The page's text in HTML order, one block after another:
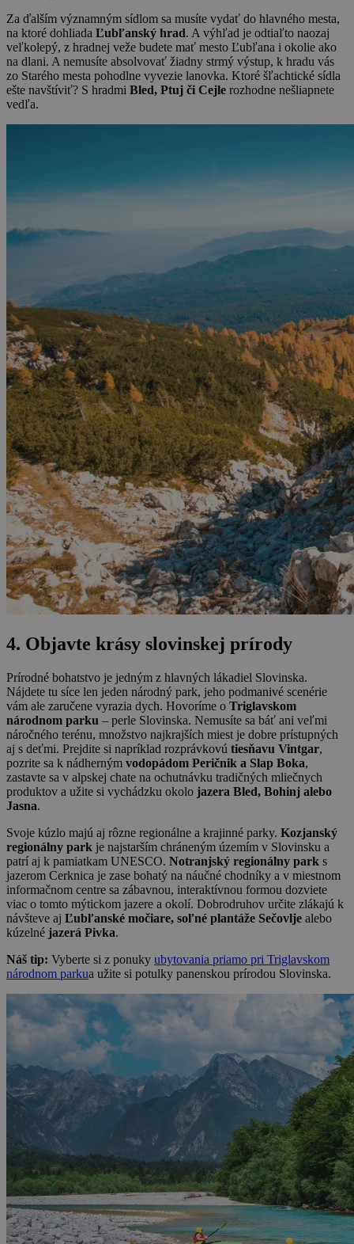
Za ďalším významným sídlom sa musíte vydať do hlavného mesta,
na ktoré dohliada Ľubľanský hrad. A výhľad je odtiaľto naozaj
veľkolepý, z hradnej veže budete mať mesto Ľubľana i okolie ako
na dlani. A nemusíte absolvovať žiadny strmý výstup, k hradu vás
zo Starého mesta pohodlne vyvezie lanovka. Ktoré šľachtické sídla
ešte navštíviť? S hradmi Bled, Ptuj či Cejle rozhodne nešliapnete
vedľa.
4. Objavte krásy slovinskej prírody
Prírodné bohatstvo je jedným z hlavných lákadiel Slovinska.
Nájdete tu síce len jeden národný park, jeho podmanivé scenérie
vám ale zaručene vyrazia dych. Hovoríme o Triglavskom
národnom parku – perle Slovinska. Nemusíte sa báť ani veľmi
náročného terénu, množstvo najkrajších miest je dobre prístupných
aj s deťmi. Prejdite si napríklad rozprávkovú tiesňavu Vintgar,
pozrite sa k nádherným vodopádom Peričnik a Slap Boka,
zastavte sa v alpskej chate na ochutnávku tradičných mliečnych
produktov a užite si vychádzku okolo jazera Bled, Bohinj alebo
Jasna.
Svoje kúzlo majú aj rôzne regionálne a krajinné parky. Kozjanský
regionálny park je najstarším chráneným územím v Slovinsku a
patrí aj k pamiatkam UNESCO. Notranjský regionálny park s
jazerom Cerknica je zase bohatý na náučné chodníky a v miestnom
informačnom centre sa zábavnou, interaktívnou formou dozviete
viac o tomto mýtickom jazere a okolí. Dobrodruhov určite zlákajú k
návšteve aj Ľubľanské močiare, soľné plantáže Sečovlje alebo
kúzelné jazerá Pivka.
Náš tip: Vyberte si z ponuky ubytovania priamo pri Triglavskom
národnom parkua užite si potulky panenskou prírodou Slovinska.